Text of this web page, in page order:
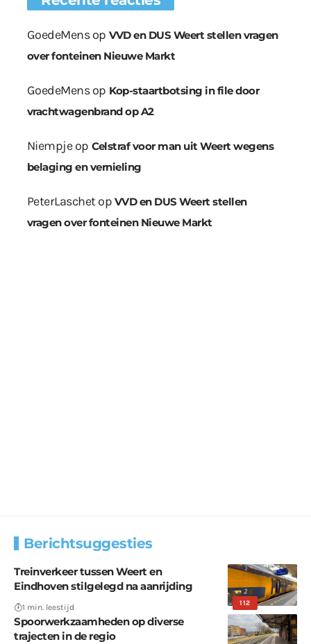
GoedeMensop VVD en DUS Weert stellen vragen
over fonteinen Nieuwe Markt
GoedeMensop Kop-staartbotsing in file door
vrachtwagenbrand op A2
Niempjeop Celstraf voor man uit Weert wegens
belaging en vernieling
PeterLaschetop VVD en DUS Weert stellen
vragen over fonteinen Nieuwe Markt
Berichtsuggesties
112
Treinverkeer tussen Weert en
Eindhoven stilgelegd na aanrijding
1 min. leestijd
Spoorwerkzaamheden op diverse
trajecten in de regio